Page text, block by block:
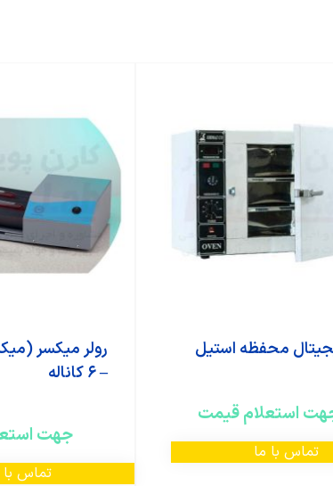
محفظه استیل
استعلام قیمت
تماس با ما
رولر میکسر
– ۶ کاناله
جهت
تماس با